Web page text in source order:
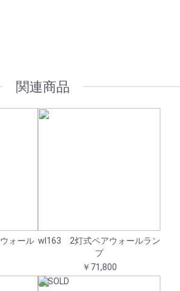
関連商品
ォール wl163 2灯式ペアウォールラン
プ
￥71,800